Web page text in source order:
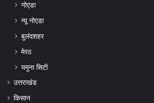
नोएडा
न्यू नोएडा
बुलंदशहर
मेरठ
यमुना सिटी
उत्तराखंड
किसान